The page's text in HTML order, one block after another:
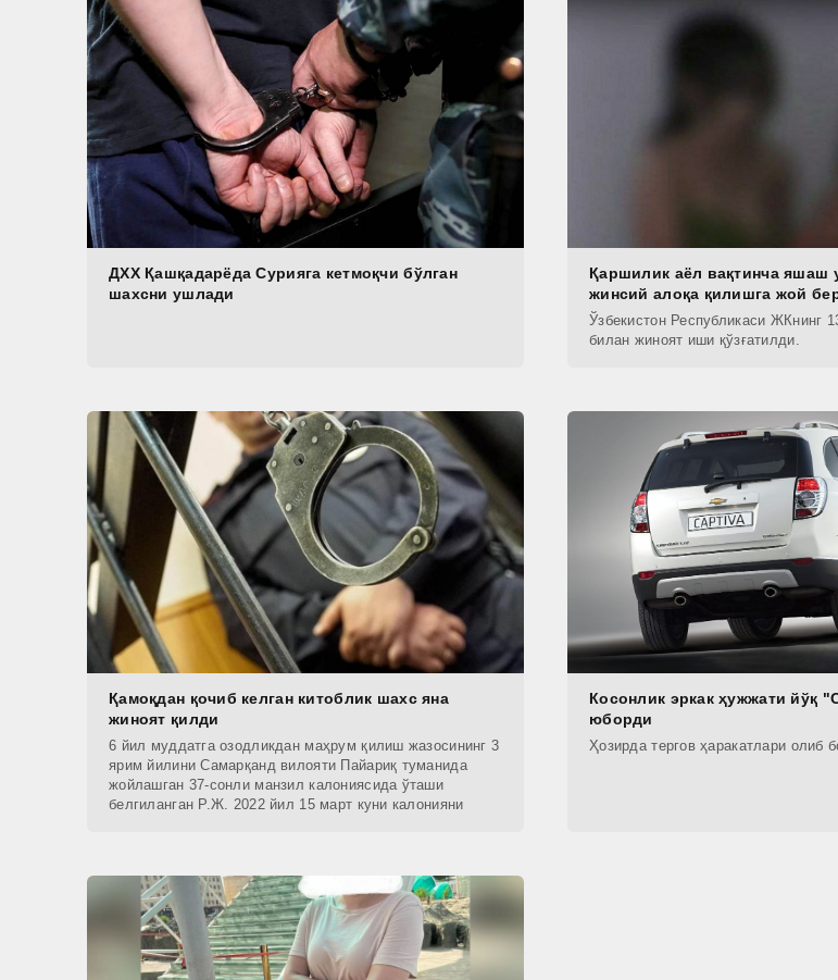
ДХХ Қашқадарёда Сурияга кетмоқчи бўлган
шахсни ушлади
Қаршилик аёл вақтинча яшаш
жинсий алоқа қилишга жой
Ўзбекистон Республикаси ЖКнинг
билан жиноят иши қўзғатилди.
Қамоқдан қочиб келган китоблик шахс яна
жиноят қилди
6 йил муддатга озодликдан маҳрум қилиш жазосининг 3
ярим йилини Самарқанд вилояти Пайариқ туманида
жойлашган 37-сонли манзил калониясида ўташи
белгиланган Р.Ж. 2022 йил 15 март куни калонияни
Косонлик эркак ҳужжати йўқ
юборди
Ҳозирда тергов ҳаракатлари олиб